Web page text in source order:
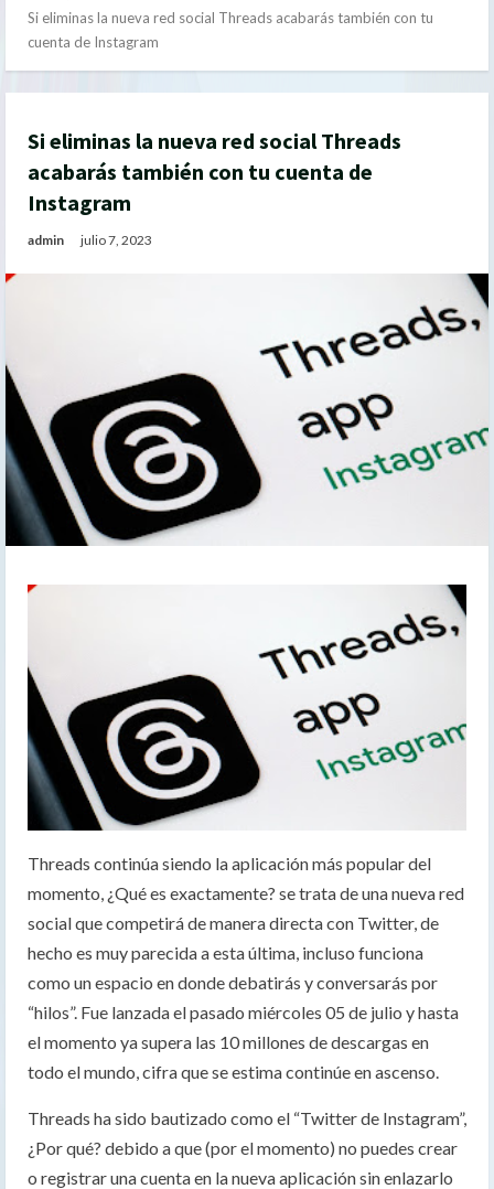
Si eliminas la nueva red social Threads acabarás también con tu
cuenta de Instagram
Si eliminas la nueva red social Threads
acabarás también con tu cuenta de
Instagram
admin julio 7, 2023
Threads continúa siendo la aplicación más popular del
momento, ¿Qué es exactamente? se trata de una nueva red
social que competirá de manera directa con Twitter, de
hecho es muy parecida a esta última, incluso funciona
como un espacio en donde debatirás y conversarás por
“hilos”. Fue lanzada el pasado miércoles 05 de julio y hasta
el momento ya supera las 10 millones de descargas en
todo el mundo, cifra que se estima continúe en ascenso.
Threads ha sido bautizado como el “Twitter de Instagram”,
¿Por qué? debido a que (por el momento) no puedes crear
o registrar una cuenta en la nueva aplicación sin enlazarlo